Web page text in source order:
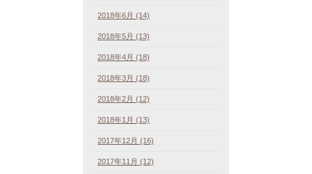
2018年6月 (14)
2018年5月 (13)
2018年4月 (18)
2018年3月 (18)
2018年2月 (12)
2018年1月 (13)
2017年12月 (16)
2017年11月 (12)